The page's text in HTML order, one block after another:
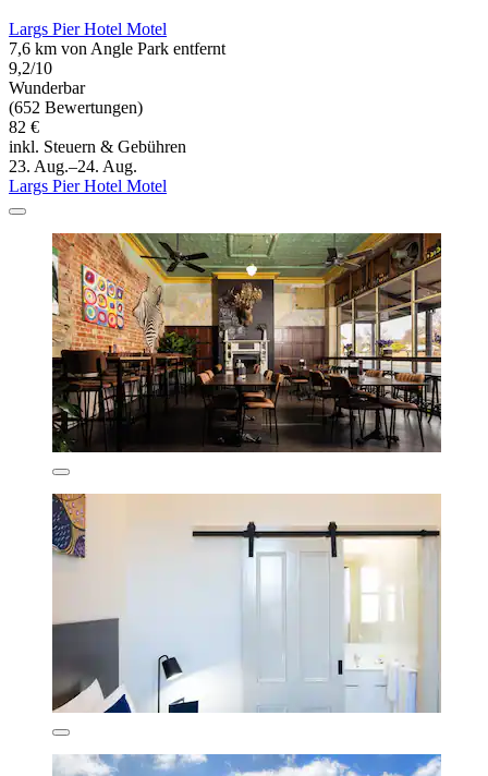
Largs Pier Hotel Motel
7,6 km von Angle Park entfernt
9,2/10
Wunderbar
(652 Bewertungen)
82 €
inkl. Steuern & Gebühren
23. Aug.–24. Aug.
Largs Pier Hotel Motel